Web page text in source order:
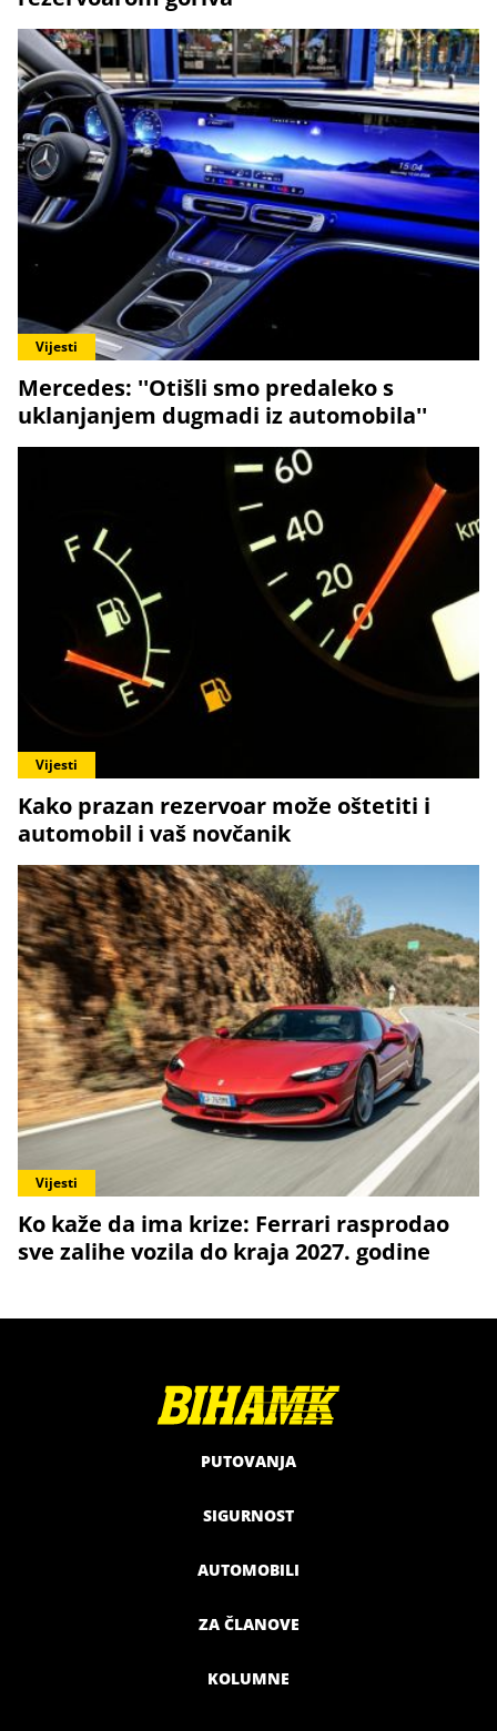
Vijesti
Mercedes: ''Otišli smo predaleko s
uklanjanjem dugmadi iz automobila''
Vijesti
Kako prazan rezervoar može oštetiti i
automobil i vaš novčanik
Vijesti
Ko kaže da ima krize: Ferrari rasprodao
sve zalihe vozila do kraja 2027. godine
PUTOVANJA
SIGURNOST
AUTOMOBILI
ZA ČLANOVE
KOLUMNE